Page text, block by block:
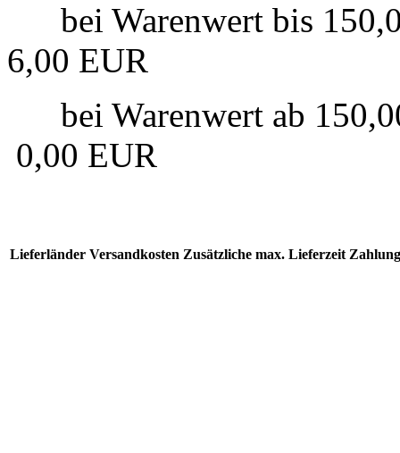
bei Warenwert bis
6,00 EUR
bei Warenwert ab
0,00 EUR
Lieferländer Versandkosten Zusätzliche max. Lieferzeit